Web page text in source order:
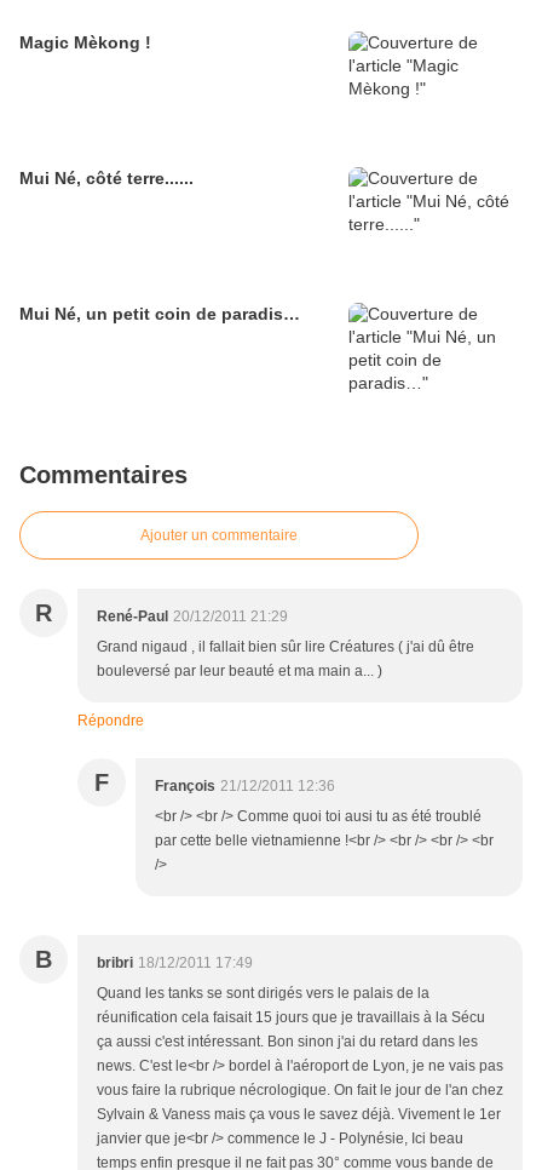
Magic Mèkong !
Mui Né, côté terre......
Mui Né, un petit coin de paradis…
Commentaires
Ajouter un commentaire
R René-Paul 20/12/2011 21:29
Grand nigaud , il fallait bien sûr lire Créatures ( j'ai dû être
bouleversé par leur beauté et ma main a... )
Répondre
F François 21/12/2011 12:36
<br /> <br /> Comme quoi toi ausi tu as été troublé
par cette belle vietnamienne !<br /> <br /> <br /> <br
/>
B bribri 18/12/2011 17:49
Quand les tanks se sont dirigés vers le palais de la
réunification cela faisait 15 jours que je travaillais à la Sécu
ça aussi c'est intéressant. Bon sinon j'ai du retard dans les
news. C'est le<br /> bordel à l'aéroport de Lyon, je ne vais pas
vous faire la rubrique nécrologique. On fait le jour de l'an chez
Sylvain & Vaness mais ça vous le savez déjà. Vivement le 1er
janvier que je<br /> commence le J - Polynésie, Ici beau
temps enfin presque il ne fait pas 30° comme vous bande de